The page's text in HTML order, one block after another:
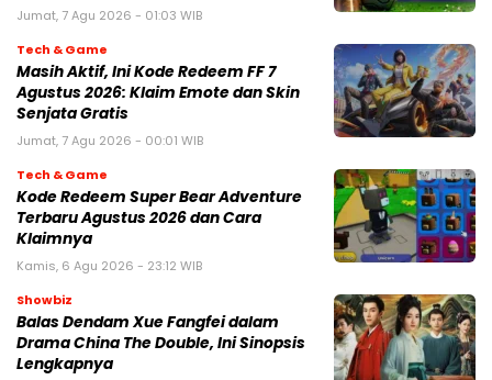
Jumat, 7 Agu 2026 - 01:03 WIB
Tech & Game
Masih Aktif, Ini Kode Redeem FF 7
Agustus 2026: Klaim Emote dan Skin
Senjata Gratis
Jumat, 7 Agu 2026 - 00:01 WIB
Tech & Game
Kode Redeem Super Bear Adventure
Terbaru Agustus 2026 dan Cara
Klaimnya
Kamis, 6 Agu 2026 - 23:12 WIB
Showbiz
Balas Dendam Xue Fangfei dalam
Drama China The Double, Ini Sinopsis
Lengkapnya